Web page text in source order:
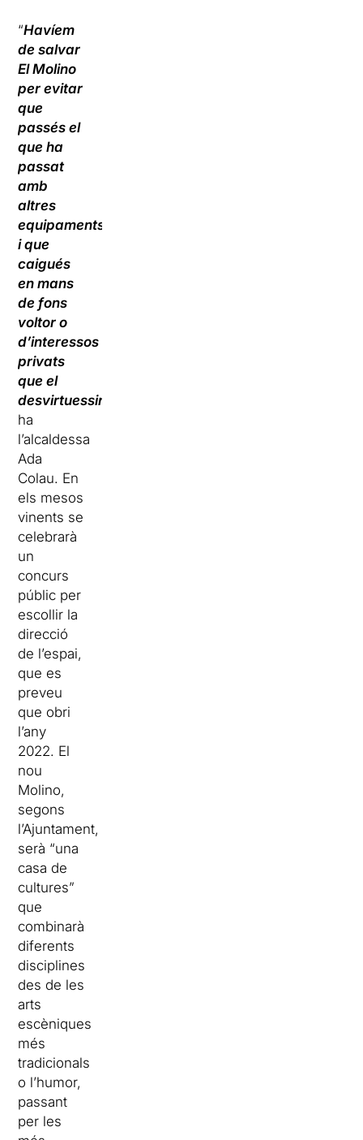
“Havíem
de salvar
El Molino
per evitar
que
passés el
que ha
passat
amb
altres
equipaments
i que
caigués
en mans
de fons
voltor o
d’interessos
privats
que el
desvirtuessin
ha
l’alcaldessa
Ada
Colau. En
els mesos
vinents se
celebrarà
un
concurs
públic per
escollir la
direcció
de l’espai,
que es
preveu
que obri
l’any
2022. El
nou
Molino,
segons
l’Ajuntament,
serà “una
casa de
cultures”
que
combinarà
diferents
disciplines
des de les
arts
escèniques
més
tradicionals
o l’humor,
passant
per les